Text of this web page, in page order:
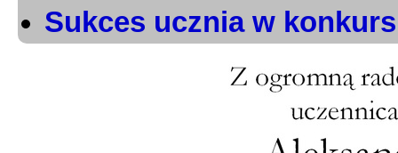
Sukces ucznia w